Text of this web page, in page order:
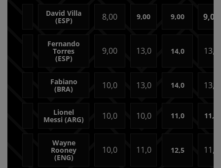
David Villa
(ESP) 8,00 9,00 9,00 9,00
Fernando
Torres
(ESP)
9,00 13,0 14,0 13,0
Fabiano
(BRA) 10,0 13,0 14,0 13,0
Lionel
Messi (ARG) 10,0 10,0 11,0 11,0
Wayne
Rooney
(ENG)
10,0 11,0 12,5 11,0